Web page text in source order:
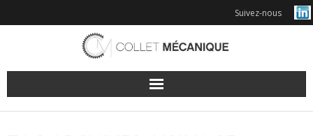
Suivez-nous